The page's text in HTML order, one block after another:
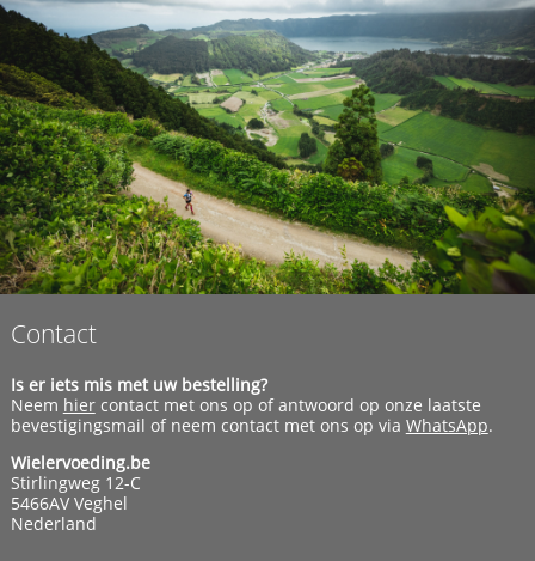
Contact
Is er iets mis met uw bestelling?
Neem hiercontact met ons op of antwoord op onze laatste
bevestigingsmail of neem contact met ons op via WhatsApp.
Wielervoeding.be
Stirlingweg 12-C
5466AV Veghel
Nederland